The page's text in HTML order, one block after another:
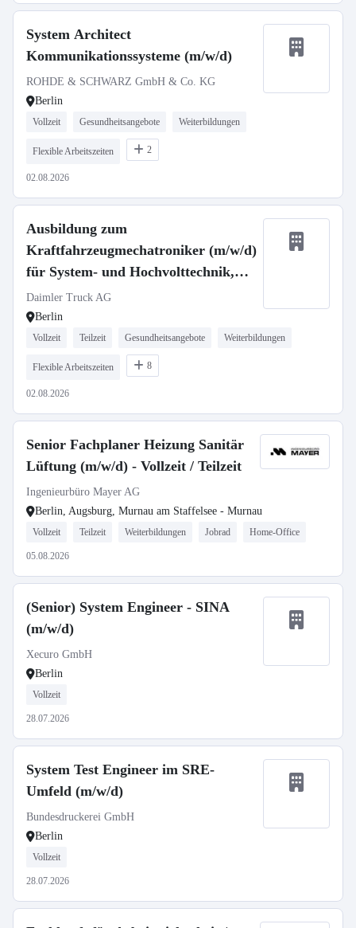
System Architect
Kommunikationssysteme (m/w/d)
ROHDE & SCHWARZ GmbH & Co. KG
Berlin
Vollzeit Gesundheitsangebote Weiterbildungen
Flexible Arbeitszeiten 2
02.08.2026
Ausbildung zum
Kraftfahrzeugmechatroniker (m/w/d)
für System- und Hochvolttechnik,
Daimler Truck AG
Daimler Truck AG
Berlin
Vollzeit Teilzeit Gesundheitsangebote Weiterbildungen
Flexible Arbeitszeiten 8
02.08.2026
Senior Fachplaner Heizung Sanitär
Lüftung (m/w/d) - Vollzeit / Teilzeit
Ingenieurbüro Mayer AG
Berlin, Augsburg, Murnau am Staffelsee - Murnau
Vollzeit Teilzeit Weiterbildungen Jobrad Home-Office
05.08.2026
(Senior) System Engineer - SINA
(m/w/d)
Xecuro GmbH
Berlin
Vollzeit
28.07.2026
System Test Engineer im SRE-
Umfeld (m/w/d)
Bundesdruckerei GmbH
Berlin
Vollzeit
28.07.2026